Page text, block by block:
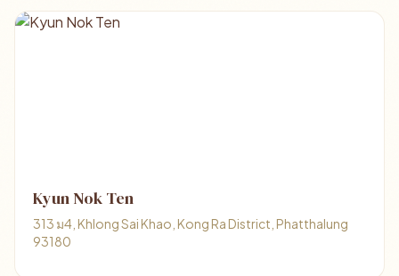
Kyun Nok Ten
313 ม4, Khlong Sai Khao, Kong Ra District, Phatthalung
93180